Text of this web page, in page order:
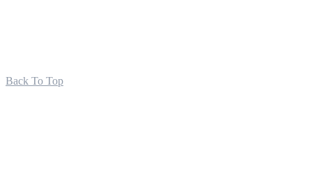
Back To Top